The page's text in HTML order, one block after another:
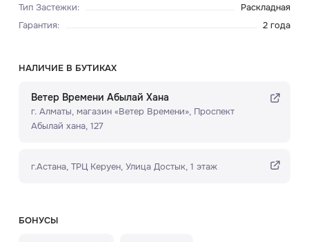
Тип Застежки:
Раскладная
Гарантия: 2 года
НАЛИЧИЕ В БУТИКАХ
Ветер Времени Абылай Хана
г. Алматы, ​магазин «Ветер Времени»​, Проспект
Абылай хана, 127
г.Астана, ТРЦ Керуен​, Улица Достык, 1 этаж
БОНУСЫ